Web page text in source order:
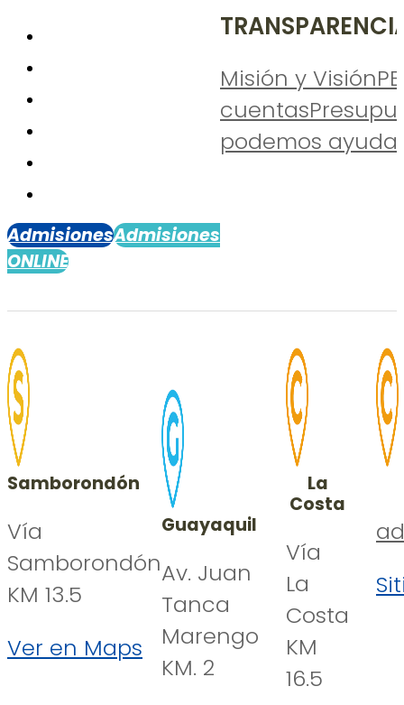
AdmisionesAdmisiones
ONLINE
Misión y Visión
cuentas
podemos
Samborondón
Vía
Samborondón
KM 13.5
Ver en Maps
Guayaquil
Av. Juan
Tanca
Marengo
KM. 2
La
Costa
Vía
La
Costa
KM
16.5